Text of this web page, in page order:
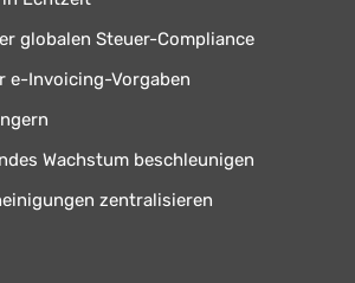
globalen Steuer-Compliance
e-Invoicing-Vorgaben
Wachstum beschleunigen
zentralisieren